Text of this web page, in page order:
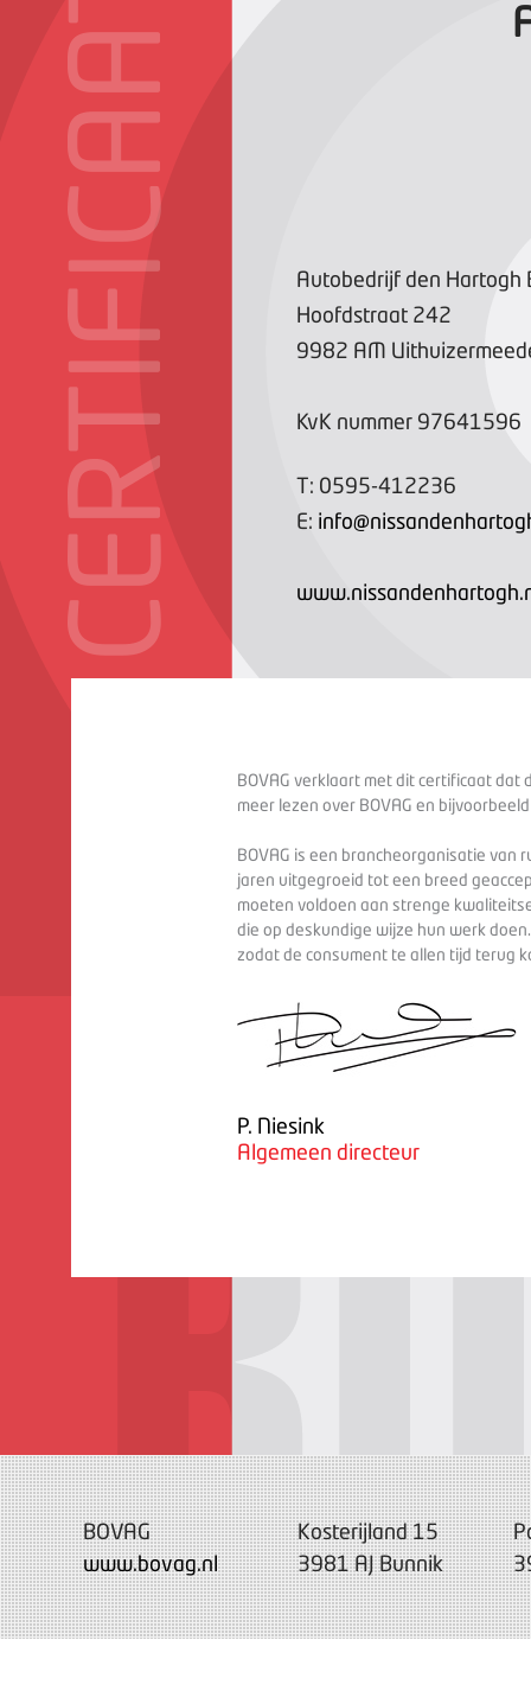
CERTIFICAAT
Autobedrijf den Hartogh
Hoofdstraat 242
9982 AM
KvK nummer 97641596
T: 0595-412236
E:
BOVAG verklaart met dit certificaat dat
meer lezen over BOVAG en
BOVAG is een brancheorganisatie van
jaren uitgegroeid tot een breed
moeten voldoen aan strenge
die op deskundige wijze hun werk
zodat de consument te allen tijd terug
P. Niesink
Algemeen directeur
BOVAG
www.bovag.nl
Kosterijland 15
3981 AJ Bunnik